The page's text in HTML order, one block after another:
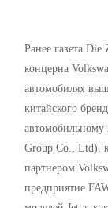
Ранее газета
концерна
автомобилях
китайского
Group Co., Ltd),
партнером
предприятие